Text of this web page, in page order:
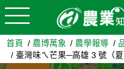
跳到主要內容
臺灣味ㄟ芒果─
首頁 農博萬象 農學報導
臺灣味ㄟ芒果─高雄 3 號（夏